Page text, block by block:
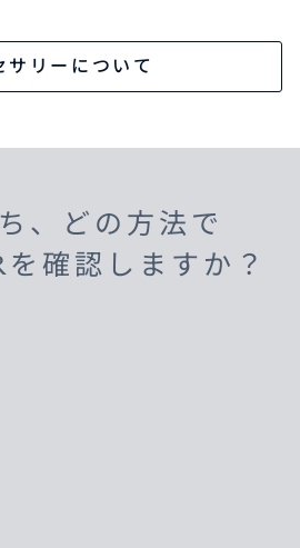
サリーについて
、どの方法で
確認しますか？